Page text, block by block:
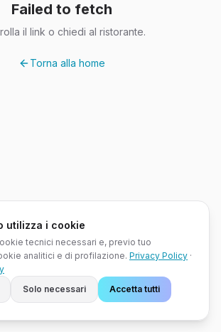
Failed to fetch
il link o chiedi al ristorante.
Torna alla home
utilizza i cookie
tecnici necessari e, previo tuo
analitici e di profilazione. Privacy Policy ·
Solo necessari Accetta tutti